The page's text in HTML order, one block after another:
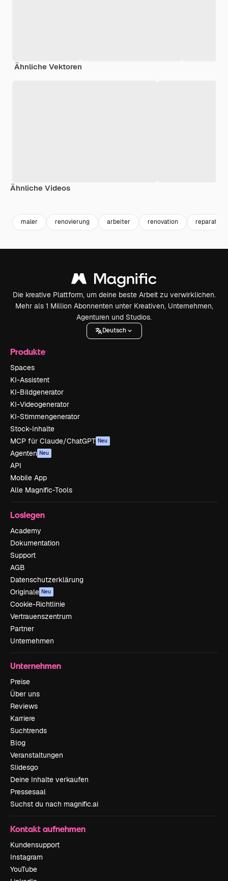
Ähnliche Vektoren
Ähnliche Videos
maler renovierung arbeiter renovation reparatur
Die kreative Plattform, um deine beste Arbeit zu verwirklichen.
Mehr als 1 Million Abonnenten unter Kreativen, Unternehmen,
Agenturen und Studios.
Deutsch
Produkte
Spaces
KI-Assistent
KI-Bildgenerator
KI-Videogenerator
KI-Stimmengenerator
Stock-Inhalte
MCP für Claude/ChatGPT Neu
Agenten Neu
API
Mobile App
Alle Magnific-Tools
Loslegen
Academy
Dokumentation
Support
AGB
Datenschutzerklärung
Originale Neu
Cookie-Richtlinie
Vertrauenszentrum
Partner
Unternehmen
Unternehmen
Preise
Über uns
Reviews
Karriere
Suchtrends
Blog
Veranstaltungen
Slidesgo
Deine Inhalte verkaufen
Pressesaal
Suchst du nach magnific.ai
Kontakt aufnehmen
Kundensupport
Instagram
YouTube